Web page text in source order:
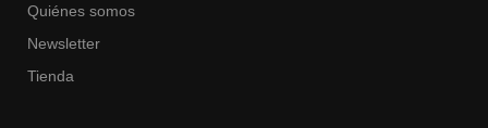
Quiénes somos
Newsletter
Tienda